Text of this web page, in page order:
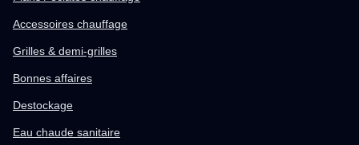
Accessoires chauffage
Grilles & demi-grilles
Bonnes affaires
Destockage
Eau chaude sanitaire